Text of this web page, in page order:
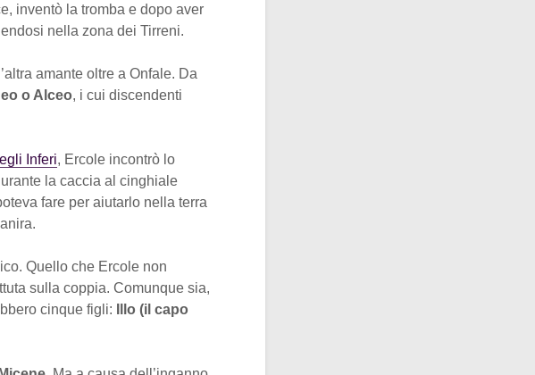
inventò la tromba e dopo aver
nella zona dei Tirreni.
amante oltre a Onfale. Da
o Alceo, i cui discendenti
Inferi, Ercole incontrò lo
la caccia al cinghiale
fare per aiutarlo nella terra
Quello che Ercole non
sulla coppia. Comunque sia,
cinque figli:
Illo (il capo